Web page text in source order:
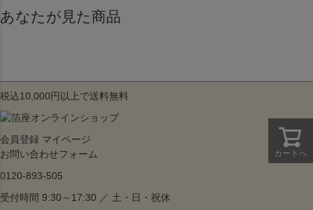
カートへ
あなたが見た商品
税込10,000円以上で送料無料
会員登録 マイページ
お問い合わせフォーム
0120-893-505
受付時間 9:30～17:30 ／ 土・日・祝休